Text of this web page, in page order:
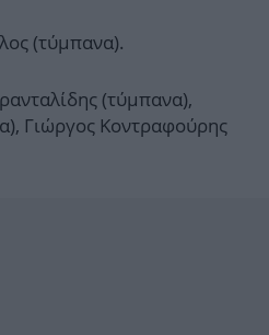
(τύμπανα).
(τύμπανα),
Γιώργος Κοντραφούρης